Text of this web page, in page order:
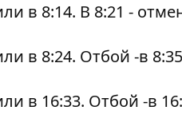
в 8:14. В 8:21 -
в 8:24. Отбой -в
в 16:33. Отбой -в